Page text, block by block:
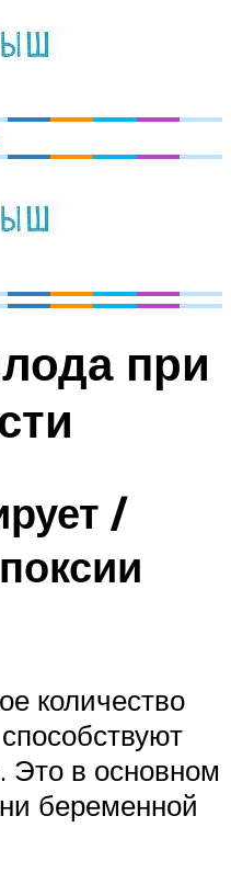
при
/
количество
Это в основном
беременной